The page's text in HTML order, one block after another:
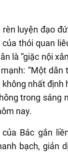
luyện đạo
thói quan
là “giặc nội
“Một
nhất
trong sáng
nay.
Bác gắn
bạch, giản